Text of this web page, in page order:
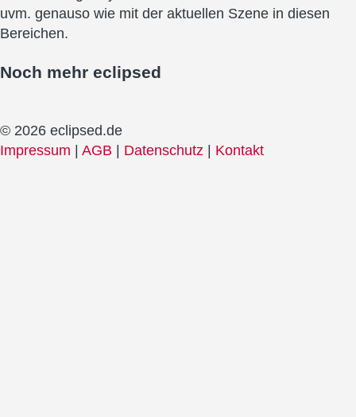
uvm. genauso wie mit der aktuellen Szene in diesen
Bereichen.
Noch mehr eclipsed
© 2026 eclipsed.de
Impressum
AGB Datenschutz Kontakt